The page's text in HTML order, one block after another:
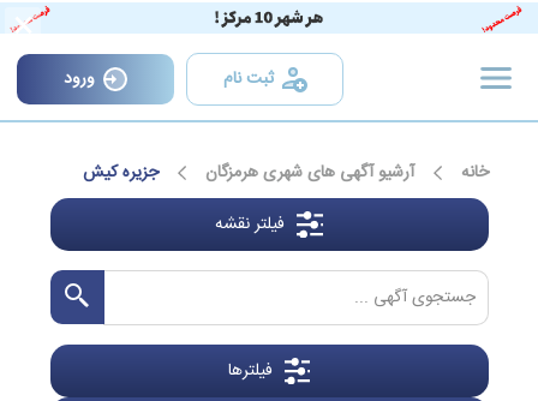
×
ثبت نام ورود
خانه آرشیو آگهی های شهری هرمزگان
جزیره کیش
فیلتر نقشه
فیلترها